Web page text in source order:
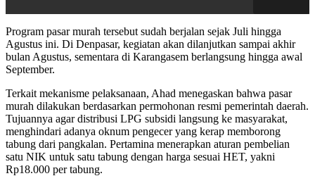
Program pasar murah tersebut sudah berjalan sejak Juli hingga
Agustus ini. Di Denpasar, kegiatan akan dilanjutkan sampai akhir
bulan Agustus, sementara di Karangasem berlangsung hingga awal
September.
Terkait mekanisme pelaksanaan, Ahad menegaskan bahwa pasar
murah dilakukan berdasarkan permohonan resmi pemerintah daerah.
Tujuannya agar distribusi LPG subsidi langsung ke masyarakat,
menghindari adanya oknum pengecer yang kerap memborong
tabung dari pangkalan. Pertamina menerapkan aturan pembelian
satu NIK untuk satu tabung dengan harga sesuai HET, yakni
Rp18.000 per tabung.